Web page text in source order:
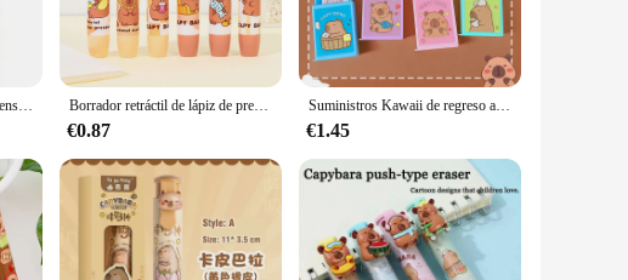
Goma de borrar suave tipo prensa de dibujos animados Capybara, suministros de oficina escolar para estudiantes, premios geniales, papelería, regalo del Día de los niños Borrador retráctil de lápiz de prensado suave y limpio, tipo bolígrafo de papelería, regalo para estudiantes, 1 unidad
€0.87
Suministros Kawaii de regreso a la escuela, papelería estética, artículos de papelería, Caja Mágica, goma de borrar, cosas lindas, material escolar
€1.45